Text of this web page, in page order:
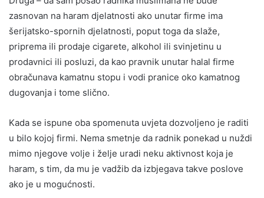
zasnovan na haram djelatnosti ako unutar firme ima
šerijatsko-spornih djelatnosti, poput toga da slaže,
priprema ili prodaje cigarete, alkohol ili svinjetinu u
prodavnici ili posluzi, da kao pravnik unutar halal firme
obračunava kamatnu stopu i vodi pranice oko kamatnog
dugovanja i tome slično.
Kada se ispune oba spomenuta uvjeta dozvoljeno je raditi
u bilo kojoj firmi. Nema smetnje da radnik ponekad u nuždi
mimo njegove volje i želje uradi neku aktivnost koja je
haram, s tim, da mu je vadžib da izbjegava takve poslove
ako je u mogućnosti.